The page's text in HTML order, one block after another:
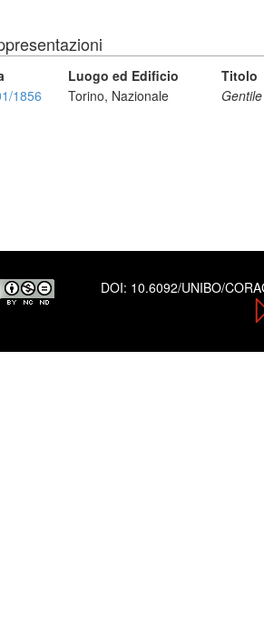
Luogo ed Edificio
Titolo
1856
Torino, Nazionale
DOI: 10.6092/UNIBO/